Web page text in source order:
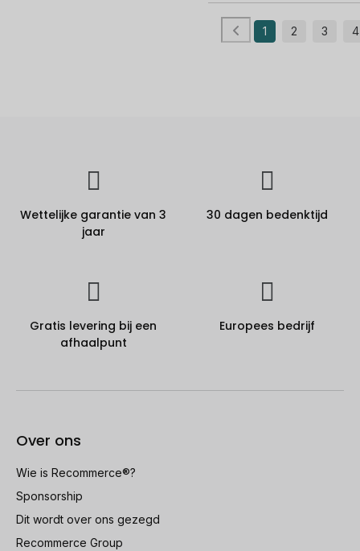
1 2 3 4
Wettelijke garantie van 3
jaar
30 dagen bedenktijd
Gratis levering bij een
afhaalpunt
Europees bedrijf
Over ons
Wie is Recommerce®?
Sponsorship
Dit wordt over ons gezegd
Recommerce Group